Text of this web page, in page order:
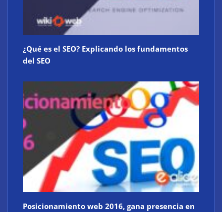
¿Qué es el SEO? Explicando los fundamentos
del SEO
Posicionamiento web 2016, gana presencia en